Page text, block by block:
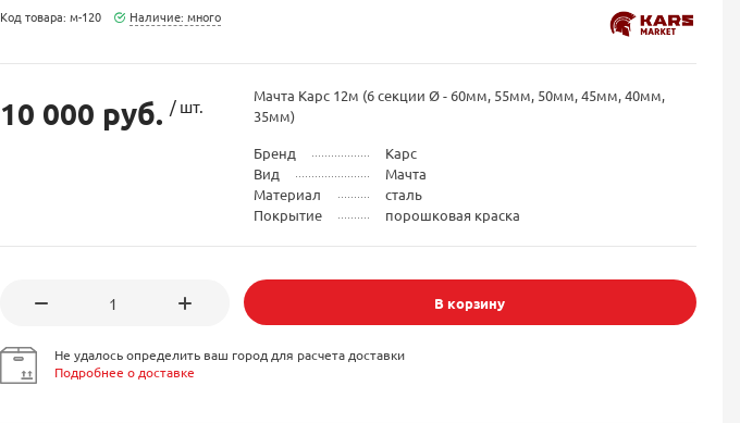
Код товара: м-120 Наличие: много
10 000 руб. / шт.
Мачта Карс 12м (6 секции Ø - 60мм, 55мм, 50мм, 45мм, 40мм,
35мм)
Бренд
Карс
Вид
Мачта
Материал
сталь
Покрытие
порошковая краска
В корзину
Не удалось определить ваш город для расчета доставки
Подробнее о доставке